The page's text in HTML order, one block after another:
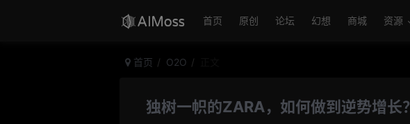
首页 原创 论坛 幻想 商城 资源
首页 O2O
独树一帜的ZARA，如何做到逆势增长？